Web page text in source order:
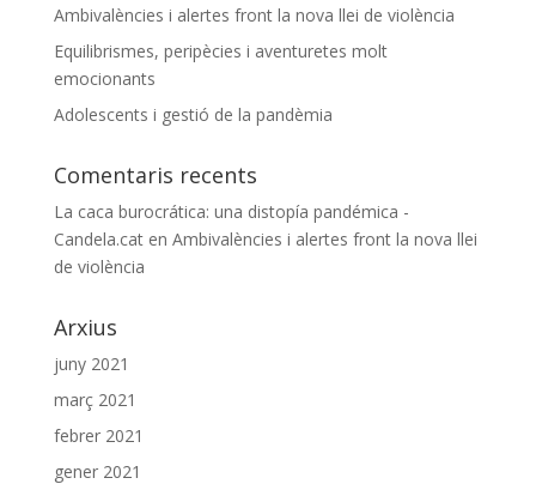
Ambivalències i alertes front la nova llei de violència
Equilibrismes, peripècies i aventuretes molt
emocionants
Adolescents i gestió de la pandèmia
Comentaris recents
La caca burocrática: una distopía pandémica -
Candela.caten Ambivalències i alertes front la nova llei
de violència
Arxius
juny 2021
març 2021
febrer 2021
gener 2021